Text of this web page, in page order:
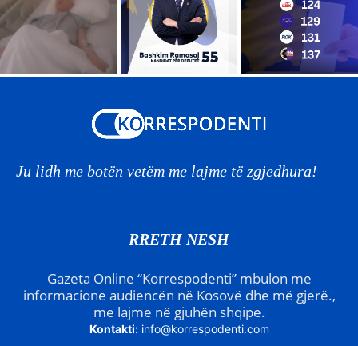
Ju lidh me botën vetëm me lajme të zgjedhura!
RRETH NESH
Gazeta Online “Korrespodenti” mbulon me
informacione audiencën në Kosovë dhe më gjerë.,
me lajme në gjuhën shqipe.
Kontakti: info@korrespodenti.com